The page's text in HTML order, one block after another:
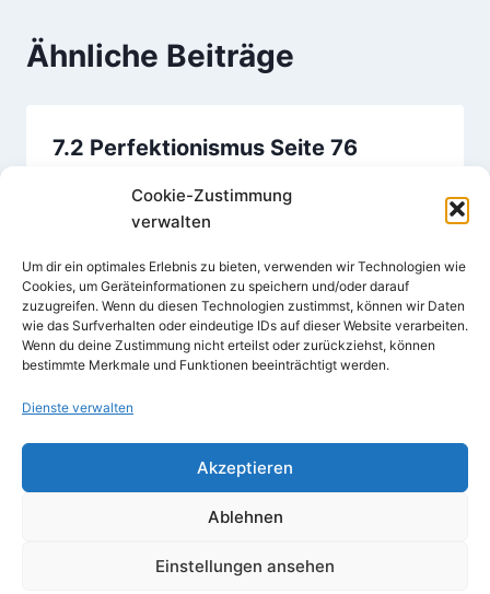
Cookie-Zustimmung
verwalten
Um dir ein optimales Erlebnis zu bieten, verwenden wir Technologien wie
Cookies, um Geräteinformationen zu speichern und/oder darauf
zuzugreifen. Wenn du diesen Technologien zustimmst, können wir Daten
wie das Surfverhalten oder eindeutige IDs auf dieser Website verarbeiten.
Wenn du deine Zustimmung nicht erteilst oder zurückziehst, können
bestimmte Merkmale und Funktionen beeinträchtigt werden.
Dienste verwalten
Akzeptieren
Ablehnen
Einstellungen ansehen
Ähnliche Beiträge
7.2 Perfektionismus Seite 76
Karl-Heinz Hellmann 13. April 2016